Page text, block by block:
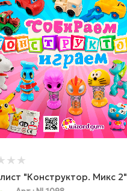
"Конструктор. Микс 2"